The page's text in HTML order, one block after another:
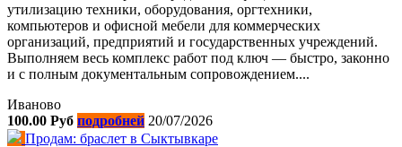
утилизацию техники, оборудования, оргтехники,
компьютеров и офисной мебели для коммерческих
организаций, предприятий и государственных учреждений.
Выполняем весь комплекс работ под ключ — быстро, законно
и с полным документальным сопровождением....
Иваново
100.00 Руб подробней 20/07/2026
Продам: браслет в Сыктывкаре